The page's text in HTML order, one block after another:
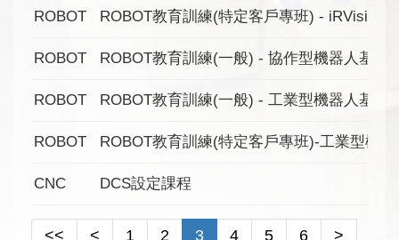
ROBOT ROBOT教育訓練(特定客戶專班) - iRVision
ROBOT ROBOT教育訓練(一般) - 協作型機器人基本
ROBOT ROBOT教育訓練(一般) - 工業型機器人基本
ROBOT ROBOT教育訓練(特定客戶專班)-工業型機
CNC DCS設定課程
<< < 1 2 3 4 5 6 >